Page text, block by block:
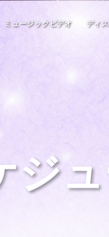
ミュージックビデオ ディ
ジ